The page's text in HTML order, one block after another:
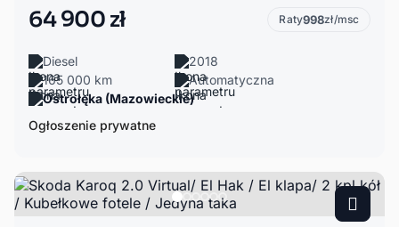
64 900 zł Raty998zł/msc
Diesel
2018
165 000 km
Automatyczna
Ostrołęka (Mazowieckie)
Ogłoszenie prywatne